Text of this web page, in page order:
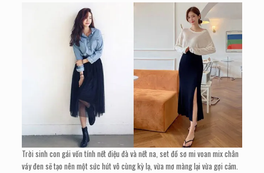
Trời sinh con gái vốn tính nết điệu đà và nết na, set đồ sơ mi voan mix chân
váy đen sẽ tạo nên một sức hút vô cùng kỳ lạ, vừa mơ màng lại vừa gợi cảm.